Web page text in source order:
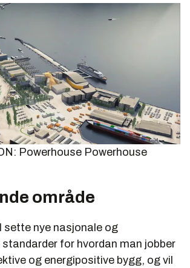
Powerhouse Powerhouse
område
sette nye nasjonale og
for hvordan man jobber
og energipositive bygg, og vil